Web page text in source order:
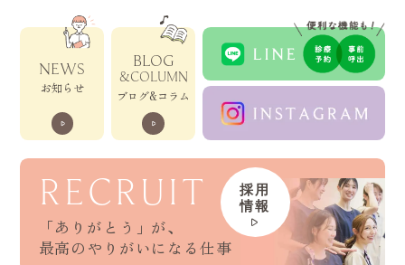
NEWS
お知らせ
BLOG
&COLUMN
ブログ&コラム
RECRUIT
「ありがとう」が、
最高のやりがいになる仕事
採用
情報